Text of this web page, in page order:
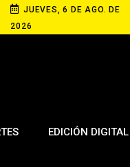
JUEVES, 6 DE AGO. DE
2026
EDICIÓN DIGITAL